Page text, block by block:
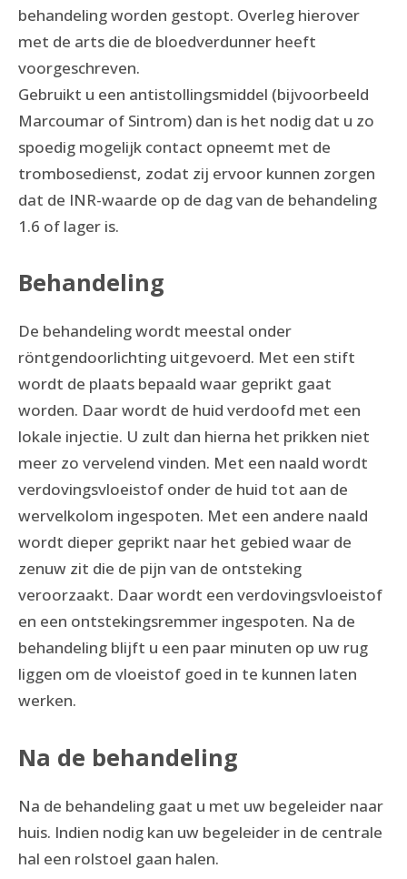
behandeling worden gestopt. Overleg hierover
met de arts die de bloedverdunner heeft
voorgeschreven.
Gebruikt u een antistollingsmiddel (bijvoorbeeld
Marcoumar of Sintrom) dan is het nodig dat u zo
spoedig mogelijk contact opneemt met de
trombosedienst, zodat zij ervoor kunnen zorgen
dat de INR-waarde op de dag van de behandeling
1.6 of lager is.
Behandeling
De behandeling wordt meestal onder
röntgendoorlichting uitgevoerd. Met een stift
wordt de plaats bepaald waar geprikt gaat
worden. Daar wordt de huid verdoofd met een
lokale injectie. U zult dan hierna het prikken niet
meer zo vervelend vinden. Met een naald wordt
verdovingsvloeistof onder de huid tot aan de
wervelkolom ingespoten. Met een andere naald
wordt dieper geprikt naar het gebied waar de
zenuw zit die de pijn van de ontsteking
veroorzaakt. Daar wordt een verdovingsvloeistof
en een ontstekingsremmer ingespoten. Na de
behandeling blijft u een paar minuten op uw rug
liggen om de vloeistof goed in te kunnen laten
werken.
Na de behandeling
Na de behandeling gaat u met uw begeleider naar
huis. Indien nodig kan uw begeleider in de centrale
hal een rolstoel gaan halen.